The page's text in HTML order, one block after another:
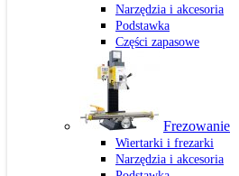
Narzędzia i akcesoria
Podstawka
Części zapasowe
Frezowanie
Wiertarki i frezarki
Narzędzia i akcesoria